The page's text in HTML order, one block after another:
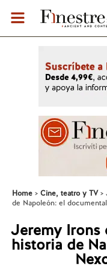
Home Cine, teatro y TV
de Napoleón: el
Jeremy Irons
historia de